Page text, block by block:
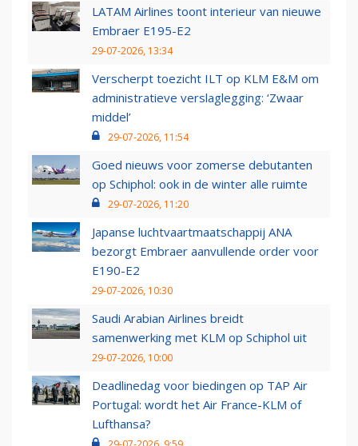
LATAM Airlines toont interieur van nieuwe
Embraer E195-E2
29-07-2026, 13:34
Verscherpt toezicht ILT op KLM E&M om
administratieve verslaglegging: ‘Zwaar
middel’
29-07-2026, 11:54
Goed nieuws voor zomerse debutanten
op Schiphol: ook in de winter alle ruimte
29-07-2026, 11:20
Japanse luchtvaartmaatschappij ANA
bezorgt Embraer aanvullende order voor
E190-E2
29-07-2026, 10:30
Saudi Arabian Airlines breidt
samenwerking met KLM op Schiphol uit
29-07-2026, 10:00
Deadlinedag voor biedingen op TAP Air
Portugal: wordt het Air France-KLM of
Lufthansa?